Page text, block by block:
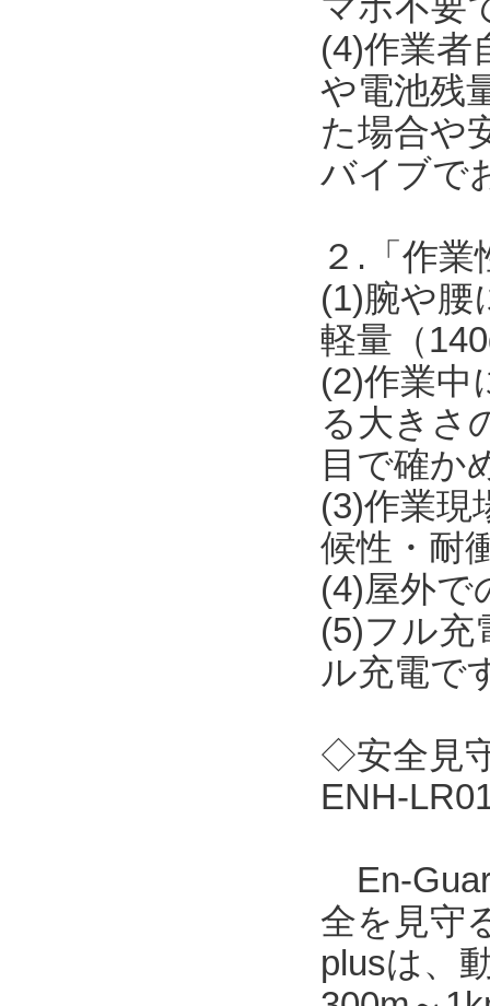
(4)作業者
や電池残
た場合や
バイブで
２.「作
(1)腕や腰
軽量（
(2)作業中
る大きさ
目で確か
(3)作業現
候性・耐
(4)屋外で
(5)フル充
ル充電で
◇安全見
ENH-
En-
全を見守
plusは、